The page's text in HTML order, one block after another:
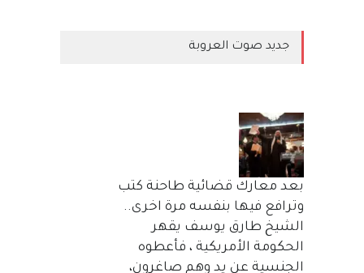
جديد صوت العروبة
بعد معارك قضائية طاحنة كتب
وترافع فيها بنفسه مرة اخرى..
الشيخ طارق يوسف يقهر
الحكومة الأمريكية ، فأعطوه
الجنسية عن يد وهم صاغرون،